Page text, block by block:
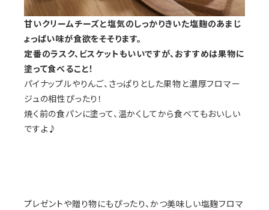
甘いクリームチーズと塩気のしっかりきいた塩麹のあまじ
ょっぱい味が食欲をそそります。
定番のラスク、ビスケットもいいですが、おすすめは果物に
塗って食べること！
パイナップルやりんご、さっぱりとした果物と濃厚フロマー
ジュの相性ぴったり！
焼く前の食パンに塗って、温かくしてから食べてもおいしい
ですよ♪
プレゼントや贈り物にもぴったり、かつ美味しい塩麹フロマ